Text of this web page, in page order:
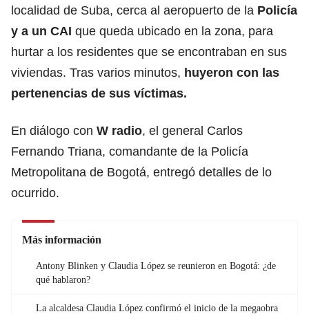
localidad de Suba, cerca al aeropuerto de la Policía
y a un CAI que queda ubicado en la zona, para
hurtar a los residentes que se encontraban en sus
viviendas. Tras varios minutos, huyeron con las
pertenencias de sus víctimas.
En diálogo con W radio, el general Carlos
Fernando Triana, comandante de la Policía
Metropolitana de Bogotá, entregó detalles de lo
ocurrido.
Más información
Antony Blinken y Claudia López se reunieron en Bogotá: ¿de
qué hablaron?
La alcaldesa Claudia López confirmó el inicio de la megaobra